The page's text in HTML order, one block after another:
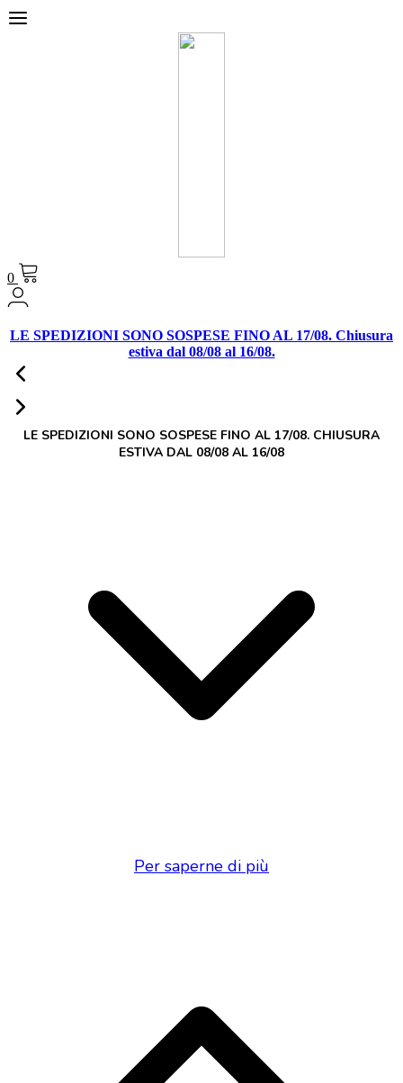
0
LE SPEDIZIONI SONO SOSPESE FINO AL 17/08. Chiusura
estiva dal 08/08 al 16/08.
LE SPEDIZIONI SONO SOSPESE FINO AL 17/08. CHIUSURA
ESTIVA DAL 08/08 AL 16/08
Per saperne di più